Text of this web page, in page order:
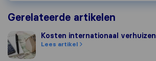
Gerelateerde artikelen
Kosten internationaal verhuizen
Kosten internationaal verhuizen
Lees artikel